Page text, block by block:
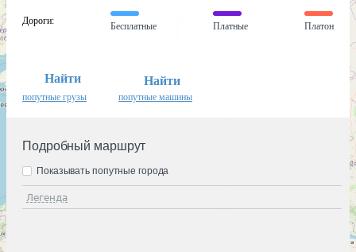
Дороги:
Бесплатные Платные Платон
Найти
попутные грузы
Найти
попутные машины
Подробный маршрут
Легенда
Показывать попутные города